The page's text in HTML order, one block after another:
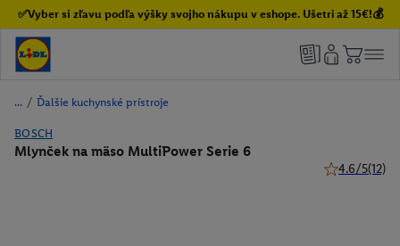
✅Vyber si zľavu podľa výšky svojho nákupu v eshope. Ušetri až 15€!💰
/ Ďalšie kuchynské prístroje
BOSCH
Mlynček na mäso MultiPower Serie 6
4.6/5(12)